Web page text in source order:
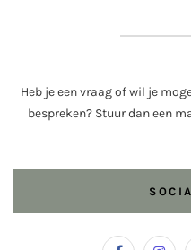
Heb je een vraag of wil je
bespreken? Stuur dan een